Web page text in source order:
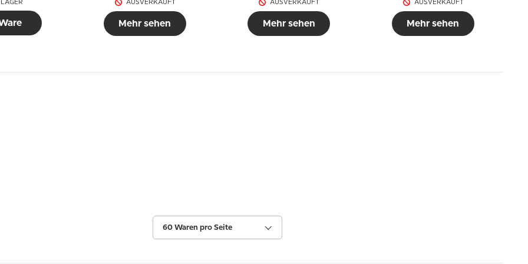
AUSVERKAUFT
Mehr sehen
AUSVERKAUFT
Mehr sehen
AUSVERKAUFT
Mehr sehen
60 Waren pro Seite